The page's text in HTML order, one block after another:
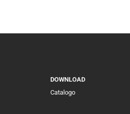
DOWNLOAD
Catalogo